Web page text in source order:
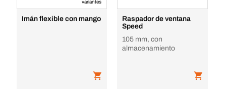
variantes
Imán flexible con mango
Raspador de ventana
Speed
105 mm, con
almacenamiento